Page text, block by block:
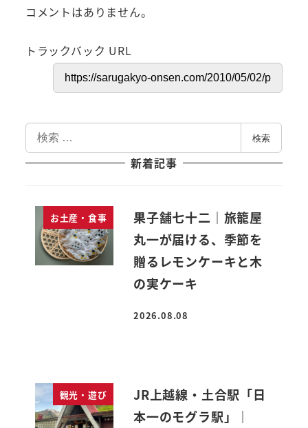
コメントはありません。
トラックバック URL
索
検索
新着記事
お土産・食事
果子舗七十二｜旅籠屋
丸一が届ける、季節を
贈るレモンケーキと木
の実ケーキ
投稿日
2026.08.08
観光・遊び
JR上越線・土合駅「日
本一のモグラ駅」｜